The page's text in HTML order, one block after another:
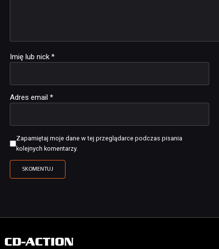
Imię lub nick *
Adres email *
Zapamiętaj moje dane w tej przeglądarce podczas pisania
kolejnych komentarzy.